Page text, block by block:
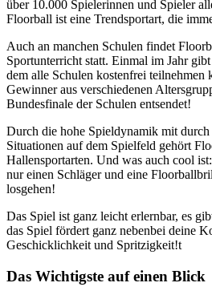
über 10.000 Spielerinnen und Spieler
Floorball ist eine Trendsportart, die
Auch an manchen Schulen findet
Sportunterricht statt. Einmal im Jahr
dem alle Schulen kostenfrei teilnehmen
Gewinner aus verschiedenen
Bundesfinale der Schulen entsendet!
Durch die hohe Spieldynamik mit durch
Situationen auf dem Spielfeld gehört
Hallensportarten. Und was auch cool
nur einen Schlägerund eine
losgehen!
Das Spiel ist ganz leicht erlernbar, es
das Spiel fördert ganz nebenbei deine
Geschicklichkeit und Spritzigkeit!t
Das Wichtigste auf einen Blick